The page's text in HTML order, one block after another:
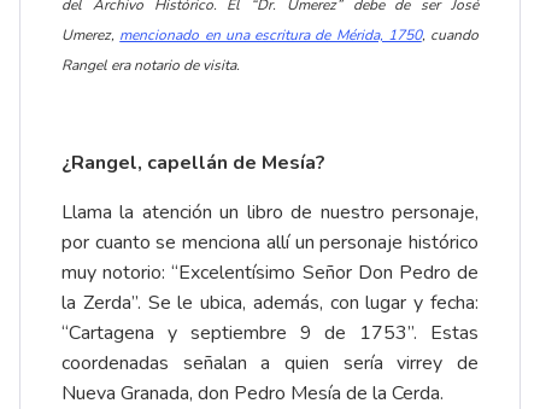
del Archivo Histórico. El “Dr. Umerez” debe de ser José
Umerez, mencionado en una escritura de Mérida, 1750, cuando
Rangel era notario de visita.
¿Rangel, capellán de Mesía?
Llama la atención un libro de nuestro personaje,
por cuanto se menciona allí un personaje histórico
muy notorio: “Excelentísimo Señor Don Pedro de
la Zerda”. Se le ubica, además, con lugar y fecha:
“Cartagena y septiembre 9 de 1753”. Estas
coordenadas señalan a quien sería virrey de
Nueva Granada, don Pedro Mesía de la Cerda.